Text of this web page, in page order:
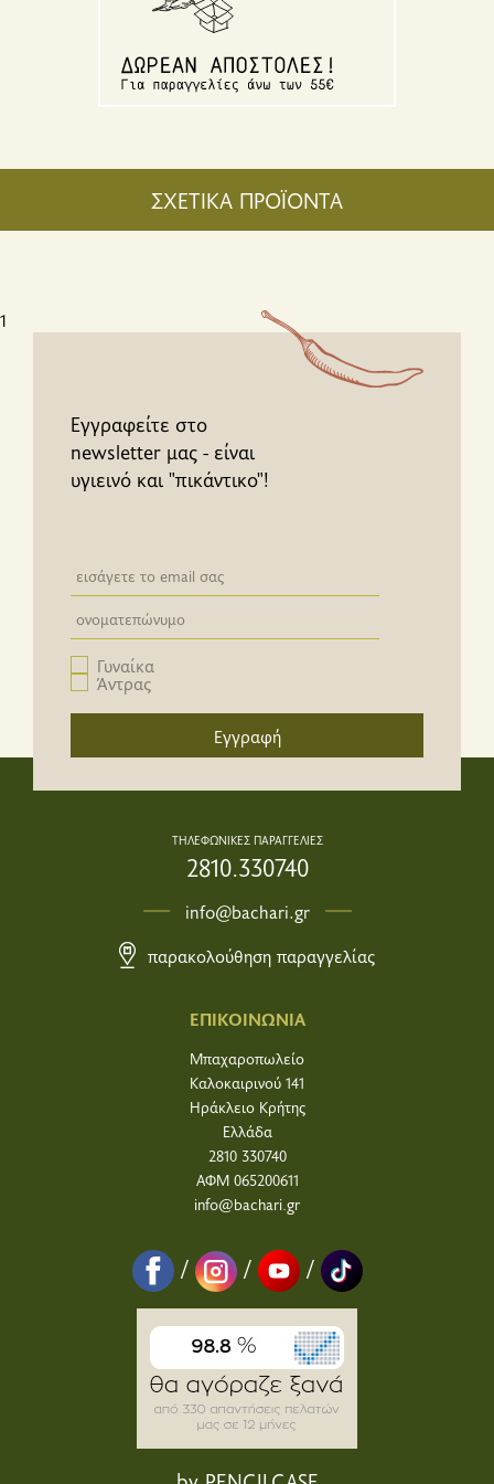
ΣΧΕΤΙΚΑ ΠΡΟΪΟΝΤΑ
1
Εγγραφείτε στο
newsletter μας - είναι
υγιεινό και "πικάντικο"!
Newsletter email input field
Newsletter email input field
Γυναίκα
Άντρας
Εγγραφή
ΕΠΙΚΟΙΝΩΝΙΑ
Μπαχαροπωλείο
Καλοκαιρινού 141
Ηράκλειο Κρήτης
Ελλάδα
2810 330740
ΑΦΜ 065200611
info@bachari.gr
/ / /
ΤΗΛΕΦΩΝΙΚΕΣ ΠΑΡΑΓΓΕΛΙΕΣ
2810.330740
info@bachari.gr
παρακολούθηση παραγγελίας